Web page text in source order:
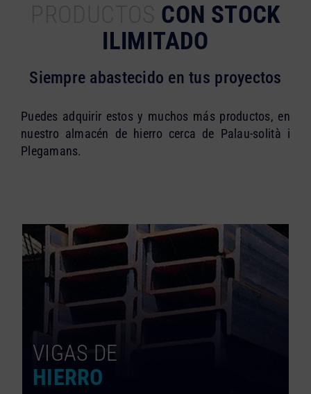
CON STOCK
ILIMITADO
Siempre abastecido en tus proyectos
Puedes adquirir estos y muchos más productos, en
nuestro almacén de hierro cerca de Palau-solità i
Plegamans.
VIGAS DE
HIERRO